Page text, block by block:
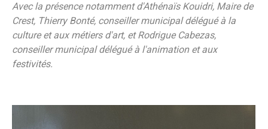
Avec la présence notamment d'Athénaïs Kouidri, Maire de
Crest, Thierry Bonté, conseiller municipal délégué à la
culture et aux métiers d'art, et Rodrigue Cabezas,
conseiller municipal délégué à l'animation et aux
festivités.